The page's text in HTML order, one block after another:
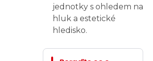
jednotky s ohledem na
hluk a estetické
hledisko.